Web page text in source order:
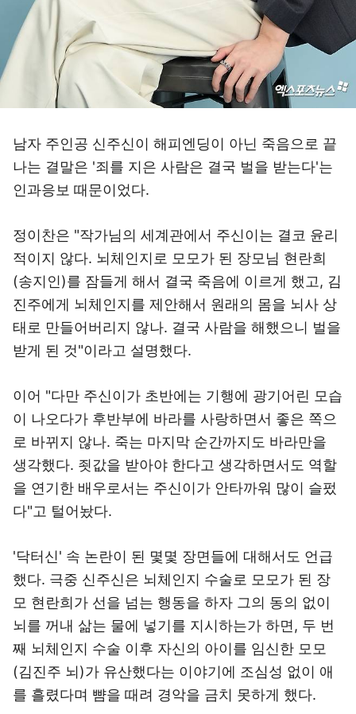
남자 주인공 신주신이 해피엔딩이 아닌 죽음으로 끝
나는 결말은 '죄를 지은 사람은 결국 벌을 받는다'는
인과응보 때문이었다.
정이찬은 "작가님의 세계관에서 주신이는 결코 윤리
적이지 않다. 뇌체인지로 모모가 된 장모님 현란희
(송지인)를 잠들게 해서 결국 죽음에 이르게 했고, 김
진주에게 뇌체인지를 제안해서 원래의 몸을 뇌사 상
태로 만들어버리지 않나. 결국 사람을 해했으니 벌을
받게 된 것"이라고 설명했다.
이어 "다만 주신이가 초반에는 기행에 광기어린 모습
이 나오다가 후반부에 바라를 사랑하면서 좋은 쪽으
로 바뀌지 않나. 죽는 마지막 순간까지도 바라만을
생각했다. 죗값을 받아야 한다고 생각하면서도 역할
을 연기한 배우로서는 주신이가 안타까워 많이 슬펐
다"고 털어놨다.
'닥터신' 속 논란이 된 몇몇 장면들에 대해서도 언급
했다. 극중 신주신은 뇌체인지 수술로 모모가 된 장
모 현란희가 선을 넘는 행동을 하자 그의 동의 없이
뇌를 꺼내 삶는 물에 넣기를 지시하는가 하면, 두 번
째 뇌체인지 수술 이후 자신의 아이를 임신한 모모
(김진주 뇌)가 유산했다는 이야기에 조심성 없이 애
를 흘렸다며 뺨을 때려 경악을 금치 못하게 했다.